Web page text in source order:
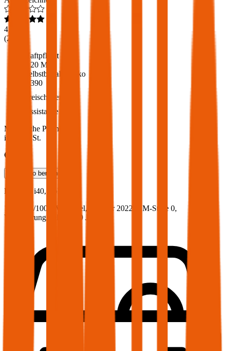
4,6
(216
Haftpflicht
€ 20 Mio.
Selbstbehalt Kasko
€ 390
Freischaden
Assistance
Monatliche Prämie
inkl. mVSt.
€ 101,00
Teilkasko berechnen
Hyundai
i40, Vollkasko
135.9 PS/100 KW, diesel, Baujahr 2022,
BM-Stufe 0,
Versicherungsnehmer 30 Jahre